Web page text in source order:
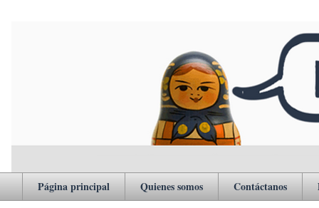
Página principal Quienes somos Contáctanos